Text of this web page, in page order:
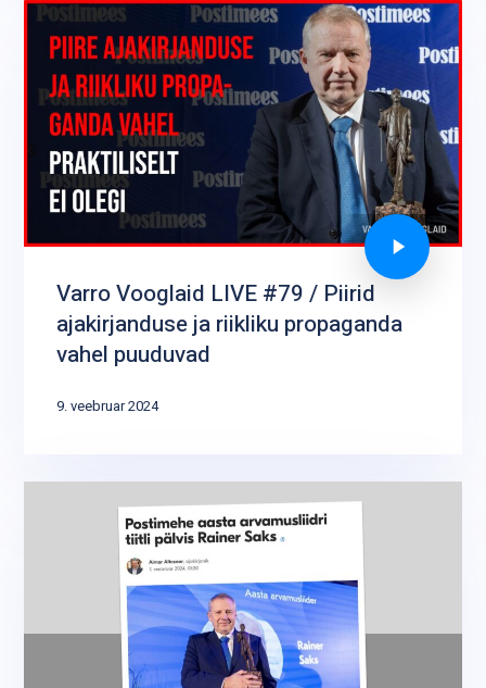
Varro Vooglaid LIVE #79 / Piirid
ajakirjanduse ja riikliku propaganda
vahel puuduvad
9. veebruar 2024